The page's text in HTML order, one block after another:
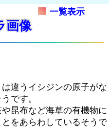
一覧表示
画像
違うイシジンの原子がな
です。
昆布など海草の有機物に
をあらわしているそうで